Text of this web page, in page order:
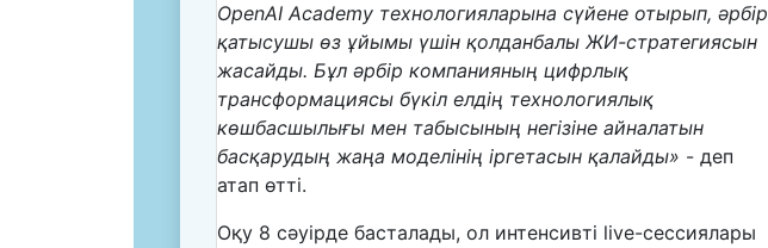
OpenAI Academy технологияларына сүйене отырып, әрбір
қатысушы өз ұйымы үшін қолданбалы ЖИ-стратегиясын
жасайды. Бұл әрбір компанияның цифрлық
трансформациясы бүкіл елдің технологиялық
көшбасшылығы мен табысының негізіне айналатын
басқарудың жаңа моделінің іргетасын қалайды» - деп
атап өтті.
Оқу 8 сәуірде басталады, ол интенсивті live-сессиялары